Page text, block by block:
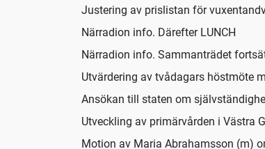
Justering av prislistan för
Närradion info. Därefter LUNCH
Närradion info. Sammanträdet
Utvärdering av tvådagars höstmöte
Ansökan till staten om
Utveckling av primärvården i Västra
Motion av Maria Abrahamsson (m)